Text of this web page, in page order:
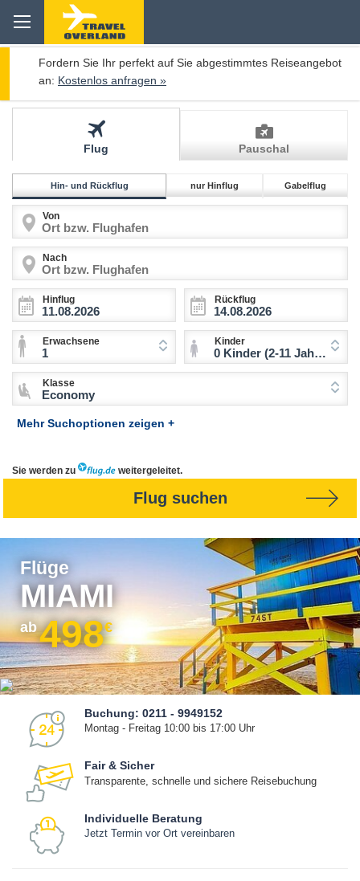
Fordern Sie Ihr perfekt auf Sie abgestimmtes Reiseangebot
an: Kostenlos anfragen »
Flug Pauschal
Hin- und Rückflug nur Hinflug Gabelflug
Von
Nach
Hinflug Rückflug
Erwachsene
1
Kinder
0 Kinder (2-11 Jahre)
Klasse
Economy
Mehr Suchoptionen zeigen +
Sie werden zu weitergeleitet.
Flug suchen
Flüge
MIAMI
ab498€
Buchung: 0211 - 9949152
Montag - Freitag 10:00 bis 17:00 Uhr
Fair & Sicher
Transparente, schnelle und sichere Reisebuchung
Individuelle Beratung
Jetzt Termin vor Ort vereinbaren